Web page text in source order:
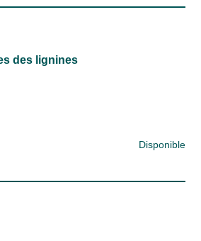
des lignines
Disponible